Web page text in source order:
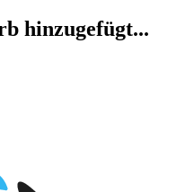
hinzugefügt...